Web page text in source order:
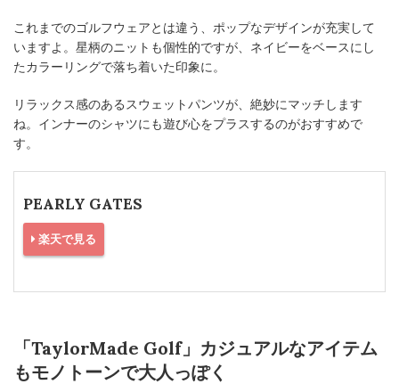
これまでのゴルフウェアとは違う、ポップなデザインが充実して
いますよ。星柄のニットも個性的ですが、ネイビーをベースにし
たカラーリングで落ち着いた印象に。
リラックス感のあるスウェットパンツが、絶妙にマッチします
ね。インナーのシャツにも遊び心をプラスするのがおすすめで
す。
PEARLY GATES
楽天で見る
「TaylorMade Golf」カジュアルなアイテム
もモノトーンで大人っぽく